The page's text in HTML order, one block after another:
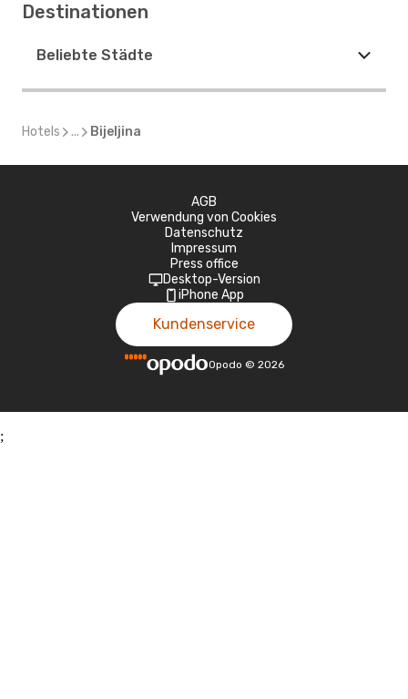
Destinationen
Beliebte Städte
Hotels ... Bijeljina
AGB
Verwendung von Cookies
Datenschutz
Impressum
Press office
Desktop-Version
iPhone App
Kundenservice
Opodo © 2026
;